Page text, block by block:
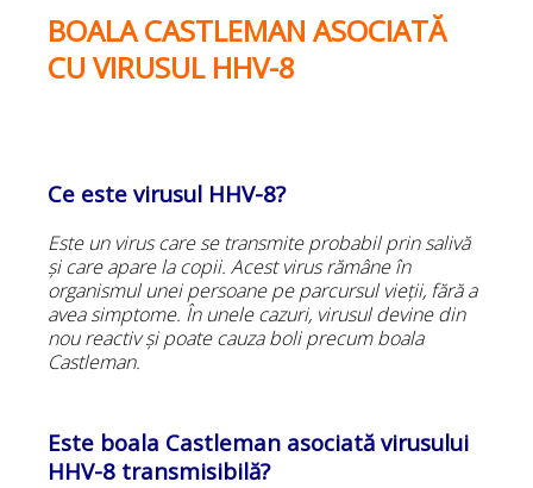
BOALA CASTLEMAN ASOCIATĂ
CU VIRUSUL HHV-8
Ce este virusul HHV-8?
Este un virus care se transmite probabil prin salivă
și care apare la copii. Acest virus rămâne în
organismul unei persoane pe parcursul vieții, fără a
avea simptome. În unele cazuri, virusul devine din
nou reactiv și poate cauza boli precum boala
Castleman.
Este boala Castleman asociată virusului
HHV-8 transmisibilă?